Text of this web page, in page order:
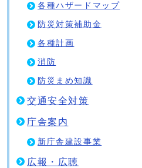
各種ハザードマップ
防災対策補助金
各種計画
消防
防災まめ知識
交通安全対策
庁舎案内
新庁舎建設事業
広報・広聴